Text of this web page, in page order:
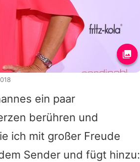
ein paar
berühren und
ich mit großer Freude
Sender und fügt hinzu: